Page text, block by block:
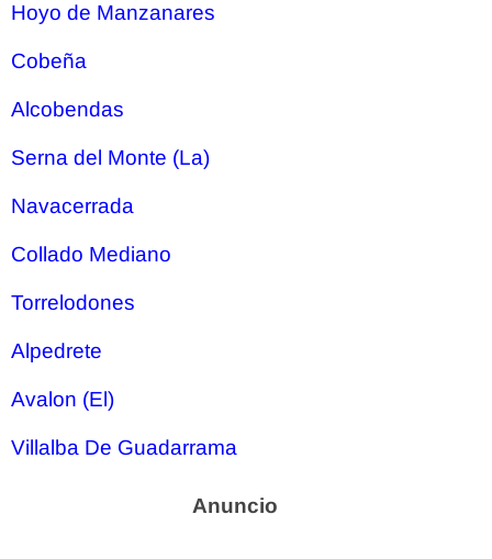
Hoyo de Manzanares
Cobeña
Alcobendas
Serna del Monte (La)
Navacerrada
Collado Mediano
Torrelodones
Alpedrete
Avalon (El)
Villalba De Guadarrama